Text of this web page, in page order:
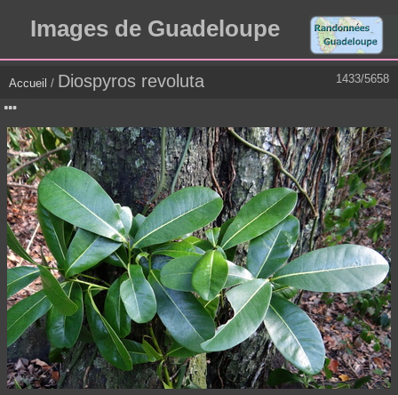
Images de Guadeloupe
1433/5658
Accueil / Diospyros revoluta